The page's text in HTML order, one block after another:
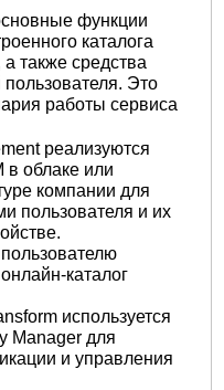
функции
каталога
также средства
Это
работы сервиса
реализуются
облаке или
компании для
пользователя и их
каталог
используется
Manager для
и управления